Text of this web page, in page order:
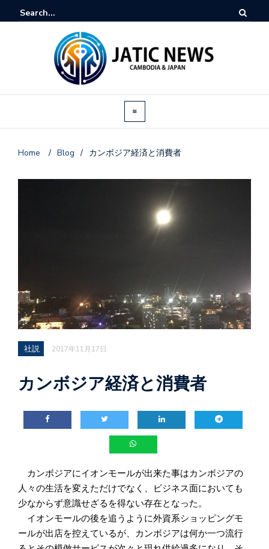
Home / Blog / カンボジア経済と消費者
社説 2017年11月17日
カンボジア経済と消費者
カンボジアにイオンモールが出来た事はカンボジアの
人々の生活を変えただけでなく、ビジネス面においても
少なからず意識せざるを得ない存在となった。
イオンモールの後を追うように外資系ショッピングモ
ールが出店を控えているが、カンボジアは何か一つ流行